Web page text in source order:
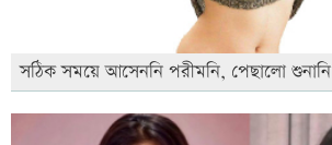
সঠিক সময়ে আসেননি পরীমনি, পেছালো শুনানি